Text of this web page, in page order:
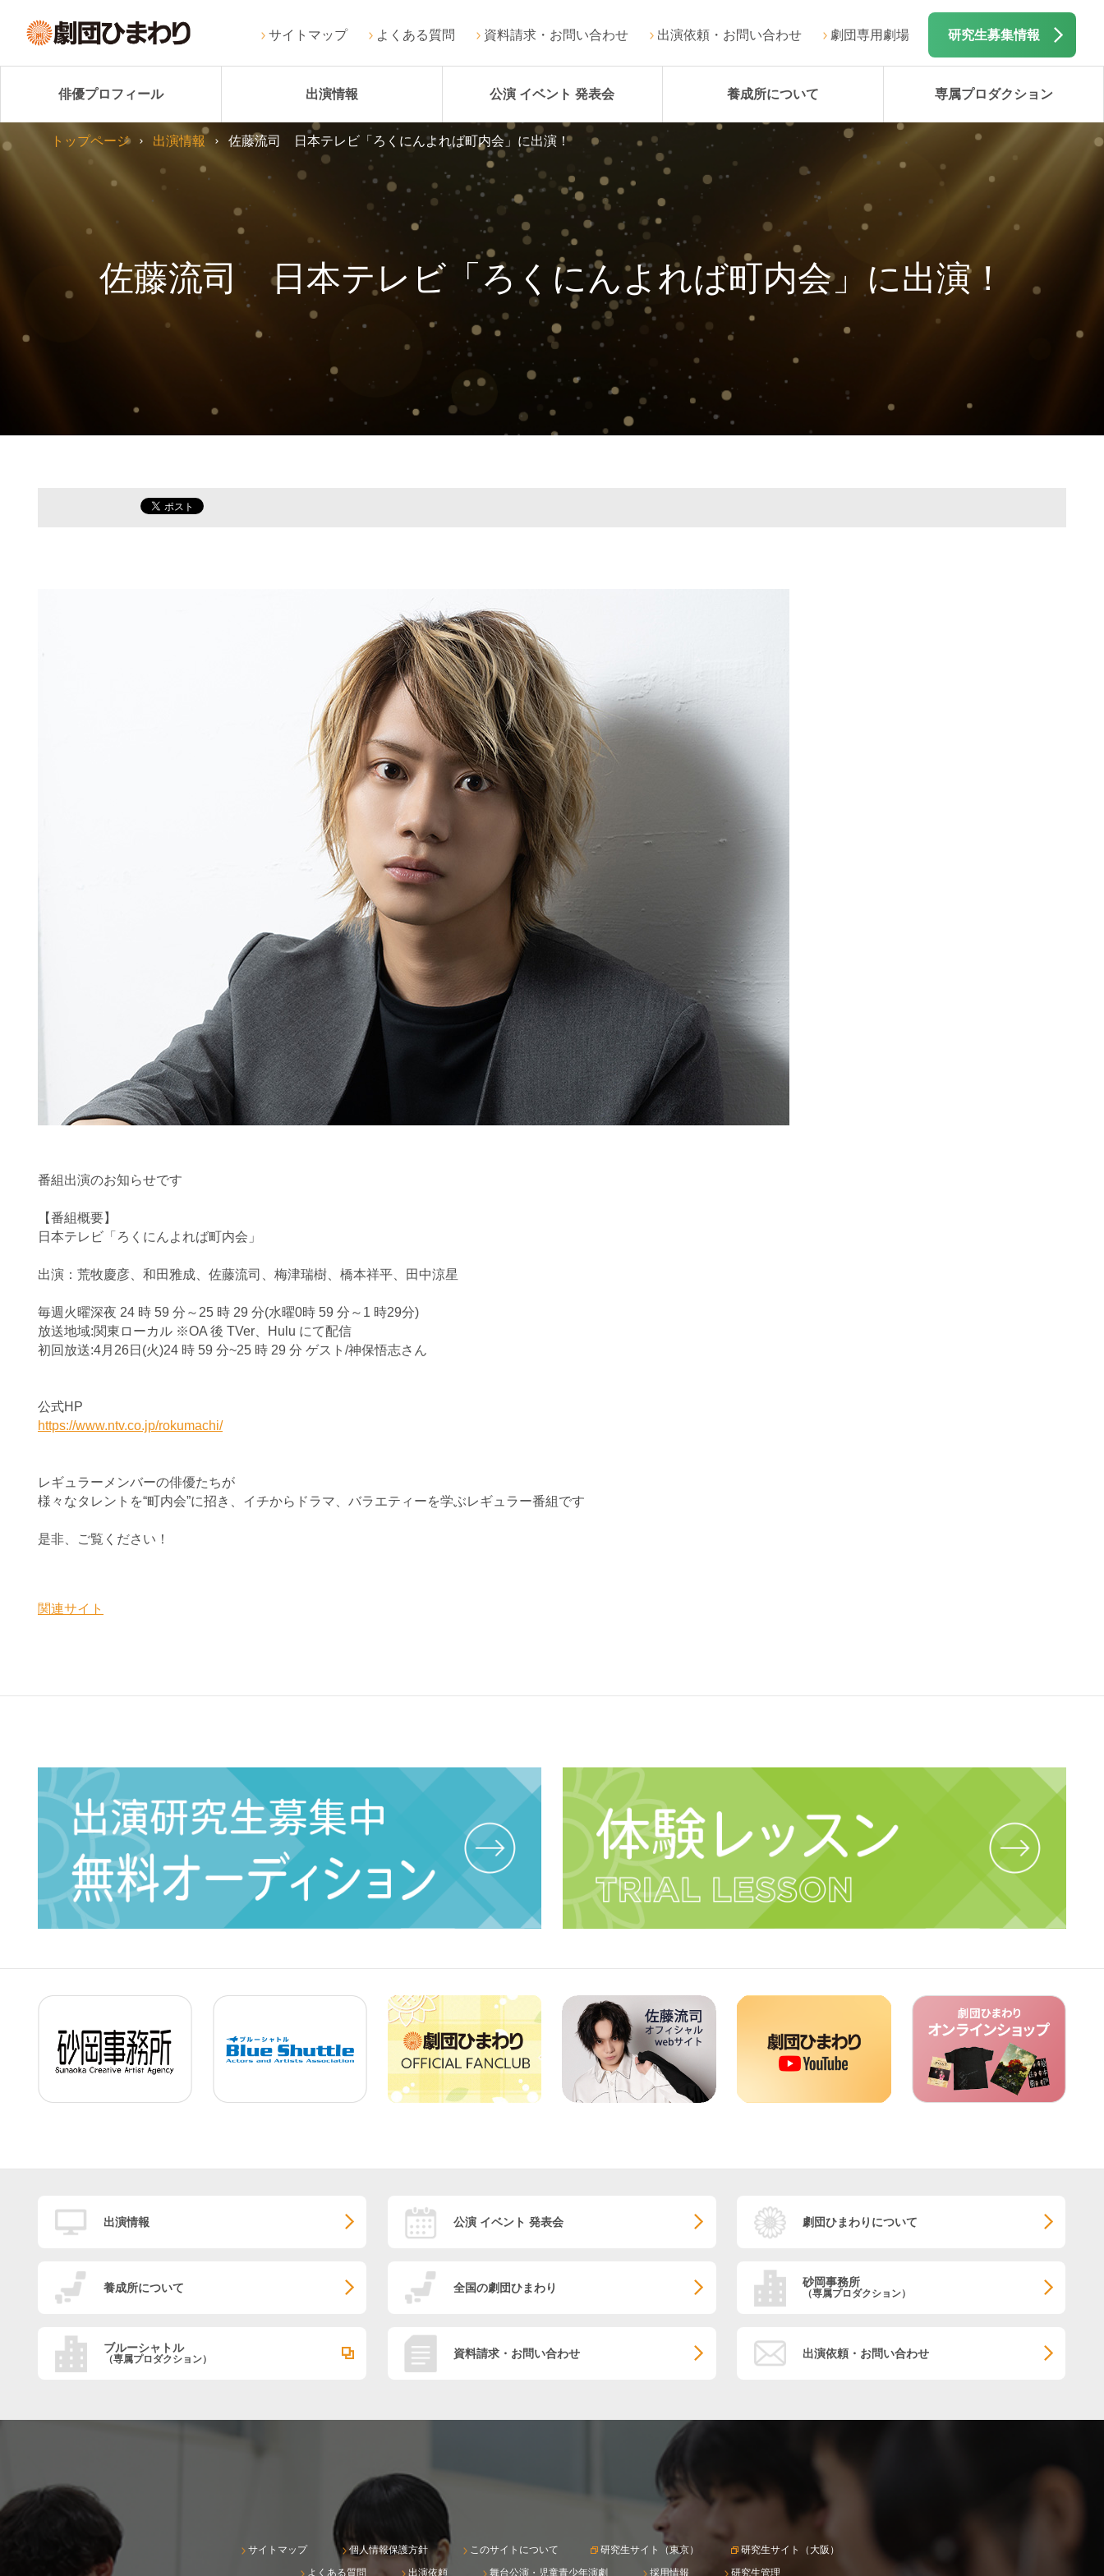
サイトマップ よくある質問 資料請求・お問い合わせ 出演依頼・お問い合わせ 劇団専用劇場 研究生募集情報
俳優プロフィール 出演情報 公演 イベント 発表会 養成所について 専属プロダクション
佐藤流司 日本テレビ「ろくにんよれば町内会」に出演！
トップページ 出演情報 佐藤流司 日本テレビ「ろくにんよれば町内会」に出演！
番組出演のお知らせです
【番組概要】
日本テレビ「ろくにんよれば町内会」
出演：荒牧慶彦、和田雅成、佐藤流司、梅津瑞樹、橋本祥平、 田中涼星
毎週火曜深夜 24 時 59 分～25 時 29 分(水曜0時 59 分～1 時29分)
放送地域:関東ローカル ※OA 後 TVer、Hulu にて配信
初回放送:4月26日(火)24 時 59 分~25 時 29 分 ゲスト/神保悟志さん
公式HP
https://www.ntv.co.jp/rokumachi/
レギュラーメンバーの俳優たちが
様々なタレントを“町内会”に招き、イチからドラマ、 バラエティーを学ぶレギュラー番組です
是非、ご覧ください！
関連サイト
出演情報 公演 イベント 発表会 劇団ひまわりについて
養成所について 全国の劇団ひまわり 砂岡事務所
（専属プロダクション）
ブルーシャトル
（専属プロダクション） 資料請求・お問い合わせ 出演依頼・お問い合わせ
サイトマップ 個人情報保護方針 このサイトについて 研究生サイト（東京）
研究生サイト（大阪）
よくある質問
出演依頼 舞台公演・児童青少年演劇 採用情報 研究生管理